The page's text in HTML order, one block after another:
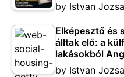
by Istvan Jozsa
Elképesztő és
álltak elő: a
lakásokból
by Istvan Jozsa